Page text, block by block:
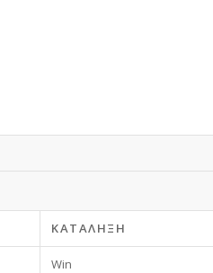
ΚΑΤΆΛΗΞΗ
Win